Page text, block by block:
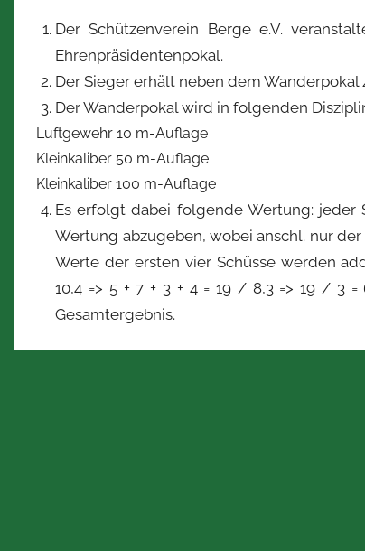
Der Schützenverein Berge e.V.
Ehrenpräsidentenpokal.
Der Sieger erhält neben dem Wanderpokal
Der Wanderpokal wird in folgenden
Luftgewehr 10 m-Auflage
Kleinkaliber 50 m-Auflage
Kleinkaliber 100 m-Auflage
Es erfolgt dabei folgende Wertung: jeder
Wertung abzugeben, wobei anschl. nur
Werte der ersten vier Schüsse werden
10,4 => 5 + 7 + 3 + 4 = 19 / 8,3 => 19 / 3
Gesamtergebnis.